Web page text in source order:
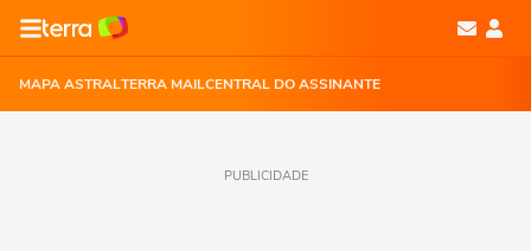
MAPA ASTRALTERRA MAILCENTRAL DO ASSINANTE
PUBLICIDADE